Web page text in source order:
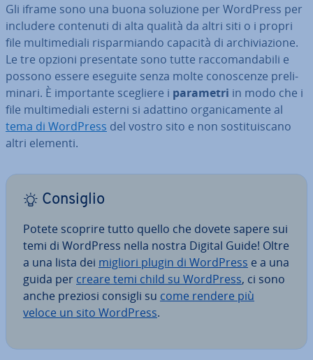
Gli iframe sono una buona soluzione per WordPress per
includere contenuti di alta qualità da altri siti o i propri
file mul­ti­me­dia­li ri­spar­mian­do capacità di ar­chi­via­zio­ne.
Le tre opzioni pre­sen­ta­te sono tutte rac­co­man­da­bi­li e
possono essere eseguite senza molte co­no­scen­ze pre­li­
mi­na­ri. È im­por­tan­te scegliere i parametri in modo che i
file mul­ti­me­dia­li esterni si adattino or­ga­ni­ca­men­te al
tema di WordPress del vostro sito e non so­sti­tui­sca­no
altri elementi.
Consiglio
Potete scoprire tutto quello che dovete sapere sui
temi di WordPress nella nostra Digital Guide! Oltre
a una lista dei migliori plugin di WordPress e a una
guida per creare temi child su WordPress, ci sono
anche preziosi consigli su come rendere più
veloce un sito WordPress.